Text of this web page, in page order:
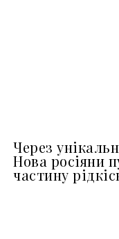
Через
Нова росіяни
частину